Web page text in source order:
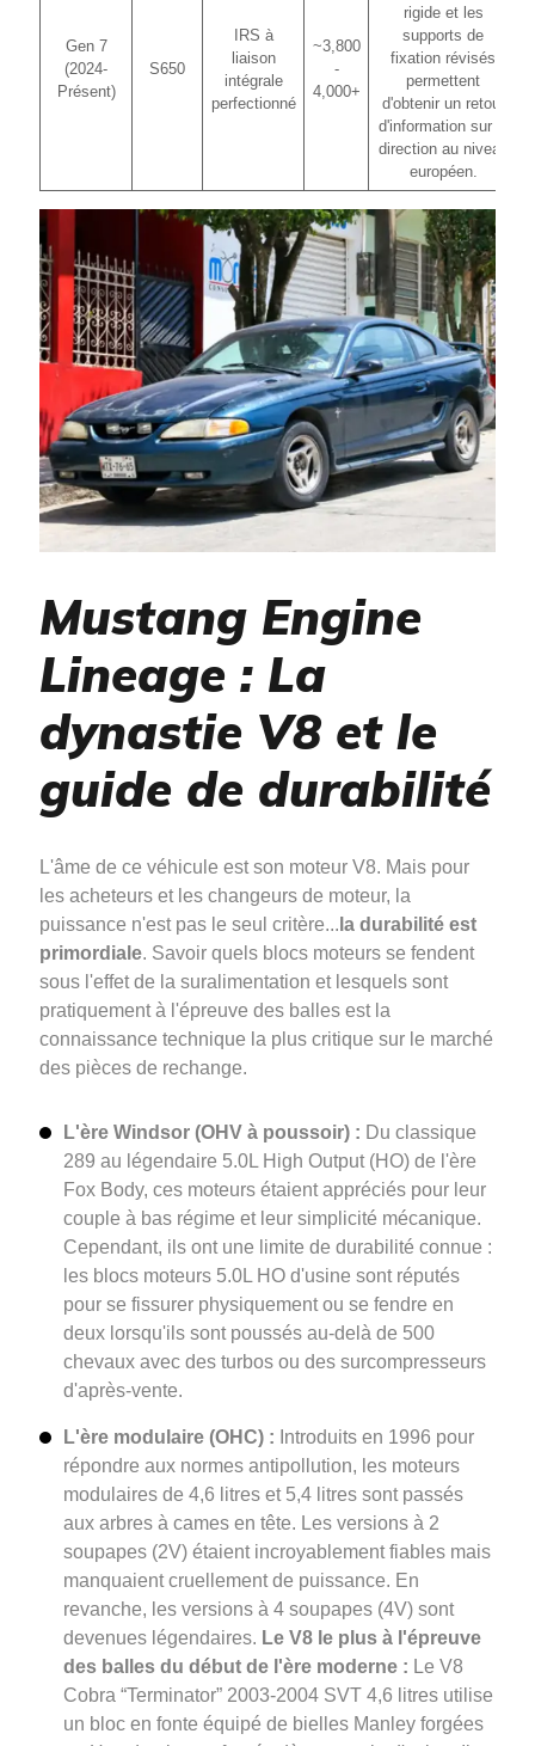
Gen 7
(2024-
Présent)
S650
IRS à
liaison
intégrale
perfectionné
~3,800
-
4,000+
rigide et les
supports de
fixation révisés
permettent
d'obtenir un retour
d'information sur la
direction au niveau
européen.
Mustang Engine
Lineage : La
dynastie V8 et le
guide de durabilité
L'âme de ce véhicule est son moteur V8. Mais pour
les acheteurs et les changeurs de moteur, la
puissance n'est pas le seul critère... la durabilité est
primordiale. Savoir quels blocs moteurs se fendent
sous l'effet de la suralimentation et lesquels sont
pratiquement à l'épreuve des balles est la
connaissance technique la plus critique sur le marché
des pièces de rechange.
L'ère Windsor (OHV à poussoir) : Du classique
289 au légendaire 5.0L High Output (HO) de l'ère
Fox Body, ces moteurs étaient appréciés pour leur
couple à bas régime et leur simplicité mécanique.
Cependant, ils ont une limite de durabilité connue :
les blocs moteurs 5.0L HO d'usine sont réputés
pour se fissurer physiquement ou se fendre en
deux lorsqu'ils sont poussés au-delà de 500
chevaux avec des turbos ou des surcompresseurs
d'après-vente.
L'ère modulaire (OHC) : Introduits en 1996 pour
répondre aux normes antipollution, les moteurs
modulaires de 4,6 litres et 5,4 litres sont passés
aux arbres à cames en tête. Les versions à 2
soupapes (2V) étaient incroyablement fiables mais
manquaient cruellement de puissance. En
revanche, les versions à 4 soupapes (4V) sont
devenues légendaires. Le V8 le plus à l'épreuve
des balles du début de l'ère moderne : Le V8
Cobra “Terminator” 2003-2004 SVT 4,6 litres utilise
un bloc en fonte équipé de bielles Manley forgées